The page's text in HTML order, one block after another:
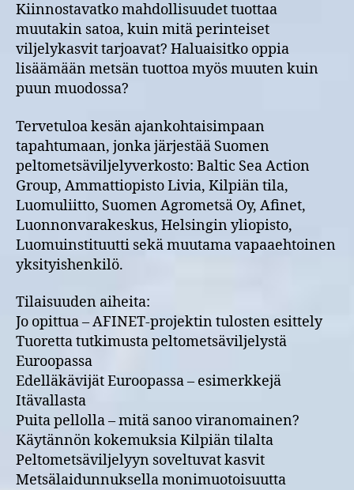
Kiinnostavatko mahdollisuudet tuottaa
muutakin satoa, kuin mitä perinteiset
viljelykasvit tarjoavat? Haluaisitko oppia
lisäämään metsän tuottoa myös muuten kuin
puun muodossa?
Tervetuloa kesän ajankohtaisimpaan
tapahtumaan, jonka järjestää Suomen
peltometsäviljelyverkosto: Baltic Sea Action
Group, Ammattiopisto Livia, Kilpiän tila,
Luomuliitto, Suomen Agrometsä Oy, Afinet,
Luonnonvarakeskus, Helsingin yliopisto,
Luomuinstituutti sekä muutama vapaaehtoinen
yksityishenkilö.
Tilaisuuden aiheita:
Jo opittua – AFINET-projektin tulosten esittely
Tuoretta tutkimusta peltometsäviljelystä
Euroopassa
Edelläkävijät Euroopassa – esimerkkejä
Itävallasta
Puita pellolla – mitä sanoo viranomainen?
Käytännön kokemuksia Kilpiän tilalta
Peltometsäviljelyyn soveltuvat kasvit
Metsälaidunnuksella monimuotoisuutta